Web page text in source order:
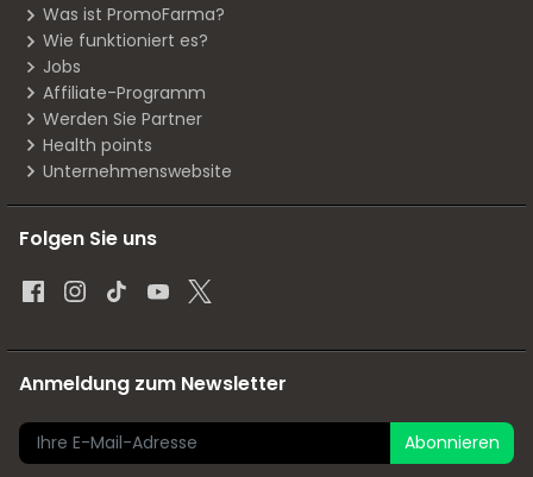
Was ist PromoFarma?
Wie funktioniert es?
Jobs
Affiliate-Programm
Werden Sie Partner
Health points
Unternehmenswebsite
Folgen Sie uns
Anmeldung zum Newsletter
Abonnieren